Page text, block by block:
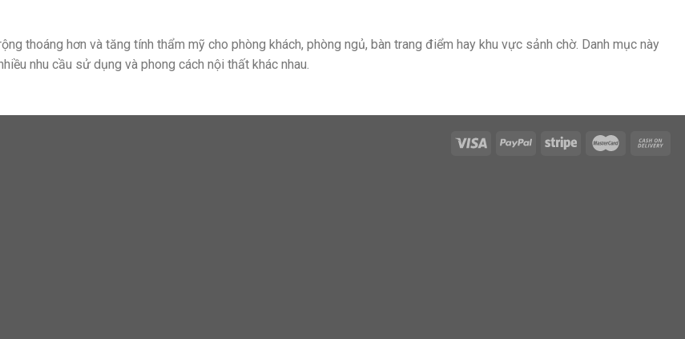
thoáng hơn và tăng tính thẩm mỹ cho phòng khách, phòng ngủ, bàn trang điểm hay khu vực sảnh chờ. Danh mục này
nhu cầu sử dụng và phong cách nội thất khác nhau.